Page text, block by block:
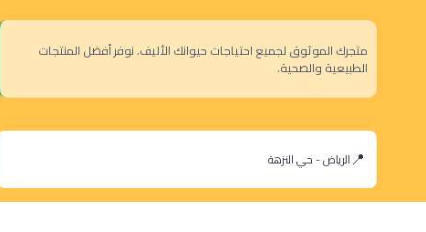
متجرك الموثوق لجميع احتياجات حيوانك الأليف. نوفر أفضل المنتجات
الطبيعية والصحية.
الرياض - حي النزهة